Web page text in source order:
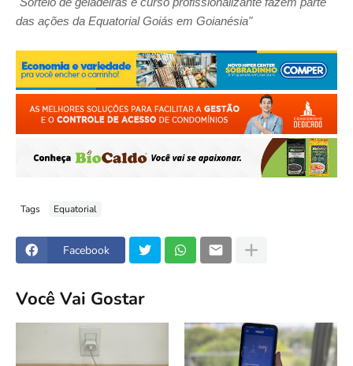
das ações da Equatorial Goiás em Goianésia"
Tags Equatorial
Facebook
Você Vai Gostar